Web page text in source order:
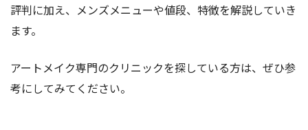
評判に加え、メンズメニューや値段、特徴を解説していき
ます。
アートメイク専門のクリニックを探している方は、ぜひ参
考にしてみてください。